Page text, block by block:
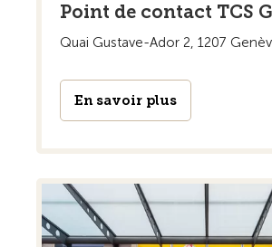
Point de contact TCS
Quai Gustave-Ador 2, 1207
En savoir plus